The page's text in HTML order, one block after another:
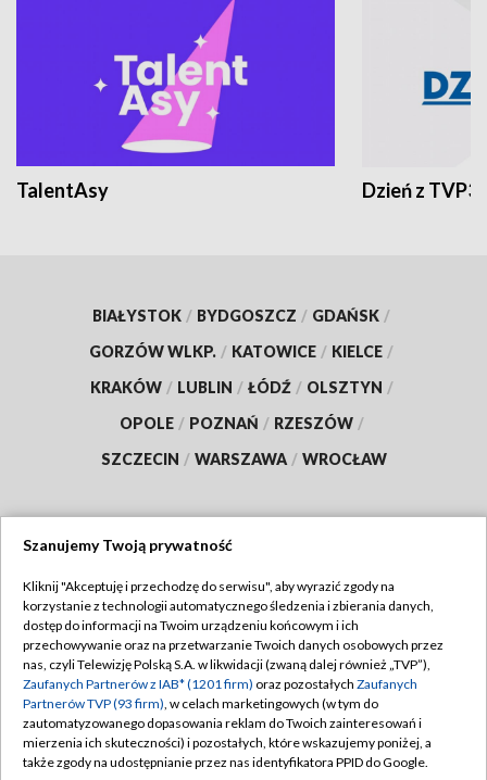
TalentAsy Dzień z TVP3
BIAŁYSTOK / BYDGOSZCZ / GDAŃSK /
GORZÓW WLKP. / KATOWICE / KIELCE /
KRAKÓW / LUBLIN / ŁÓDŹ / OLSZTYN /
OPOLE / POZNAŃ / RZESZÓW /
SZCZECIN / WARSZAWA / WROCŁAW
TVP
Abonament TVP
Emisja w TVP
Centrum informacji TVP
Naziemna Telewizja Cyfrowa
Regulamin TVP
Polityka prywatności
Moje zgody
Pomoc
Szanujemy Twoją prywatność
Kliknij "Akceptuję i przechodzę do serwisu", aby wyrazić zgody na
korzystanie z technologii automatycznego śledzenia i zbierania danych,
dostęp do informacji na Twoim urządzeniu końcowym i ich
przechowywanie oraz na przetwarzanie Twoich danych osobowych przez
nas, czyli Telewizję Polską S.A. w likwidacji (zwaną dalej również „TVP”),
Zaufanych Partnerów z IAB* (1201 firm) oraz pozostałych Zaufanych
Partnerów TVP (93 firm), w celach marketingowych (w tym do
zautomatyzowanego dopasowania reklam do Twoich zainteresowań i
mierzenia ich skuteczności) i pozostałych, które wskazujemy poniżej, a
także zgody na udostępnianie przez nas identyfikatora PPID do Google.